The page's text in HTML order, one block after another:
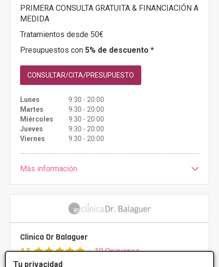
Tu privacidad
PRIMERA CONSULTA GRATUITA & FINANCIACIÓN A
MEDIDA
Tratamientos desde 50€
Presupuestos con 5% de descuento *
CONSULTAR/CITA/PRESUPUESTO
Lunes
9:30 - 20:00
Martes
9:30 - 20:00
Miércoles
9:30 - 20:00
Jueves
9:30 - 20:00
Viernes
9:30 - 20:00
Más información
Clinica Dr Balaguer
4.5 10 Opiniones
Avda Ausias March 4 bajo, Xativa